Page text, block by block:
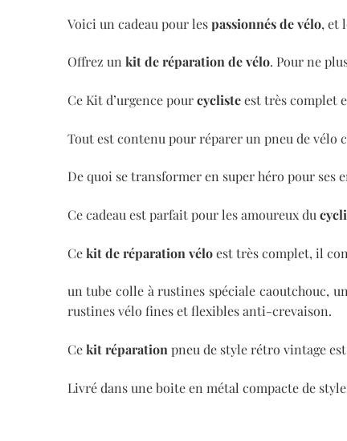
Voici un cadeau pour lespassionnés de vélo, et
Offrez un kit de réparation de vélo. Pour ne
Ce Kit d’urgence pourcyclisteest très complet
Tout est contenu pour réparer un pneu de vélo
De quoi se transformer en super héro pour ses
Ce cadeau est parfait pour les amoureux du
Cekit de réparation véloest très complet, il
un tube colle à rustines spéciale caoutchouc,
rustines vélo fines et flexibles anti-crevaison.
Cekit réparation pneu de style rétro vintage
Livré dans une boite en métal compacte de